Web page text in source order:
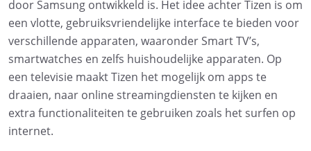
door Samsung ontwikkeld is. Het idee achter Tizen is om
een vlotte, gebruiksvriendelijke interface te bieden voor
verschillende apparaten, waaronder Smart TV’s,
smartwatches en zelfs huishoudelijke apparaten. Op
een televisie maakt Tizen het mogelijk om apps te
draaien, naar online streamingdiensten te kijken en
extra functionaliteiten te gebruiken zoals het surfen op
internet.